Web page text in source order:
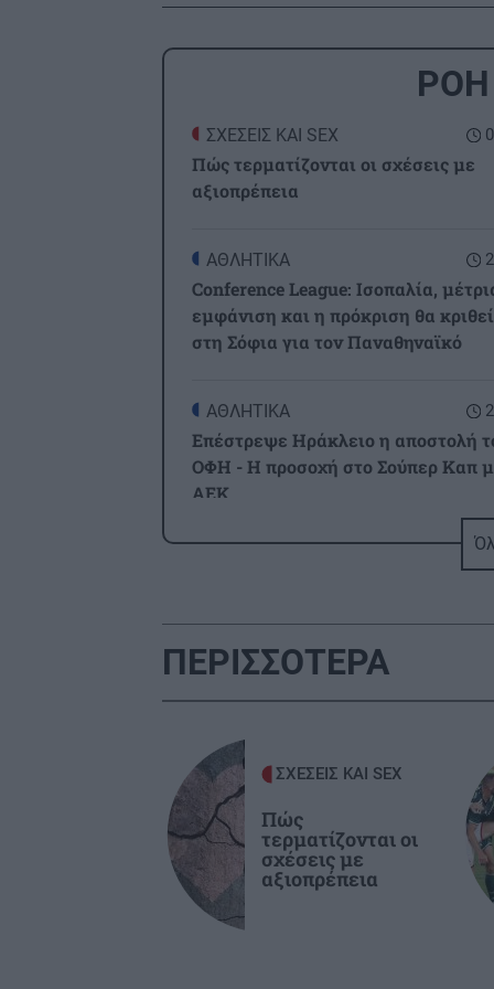
ΡΟΗ
ΣΧΕΣΕΙΣ ΚΑΙ SEX
Πώς τερματίζονται οι σχέσεις με
αξιοπρέπεια
ΑΘΛΗΤΙΚΑ
Conference League: Ισοπαλία,
εμφάνιση και η πρόκριση θα κριθεί
στη Σόφια για τον Παναθηναϊκό
ΑΘΛΗΤΙΚΑ
Επέστρεψε Ηράκλειο η αποστολή
ΟΦΗ - Η προσοχή στο Σούπερ Καπ
ΑΕΚ
αποκαλύπτει γιατί δεν θέλει να
πρωταγωνιστήσει ποτέ ξανά σε
Συνάντηση του Περιφερειάρχη
με τον Πρύτανη του
Κρήτης και τον Πρόεδρο του ΙΤΕ
ΟΙΚΟΝΟΜΙΑ
Εξωδικαστικός Μηχανισμός: Πάνω
από 20 δισ. ευρώ οι ρυθμισμένες
ΠΕΡΙΣΣΟΤΕΡΑ
ΣΧΕΣΕΙΣ ΚΑΙ SEX
Πώς
τερματίζονται οι
σχέσεις με
αξιοπρέπεια